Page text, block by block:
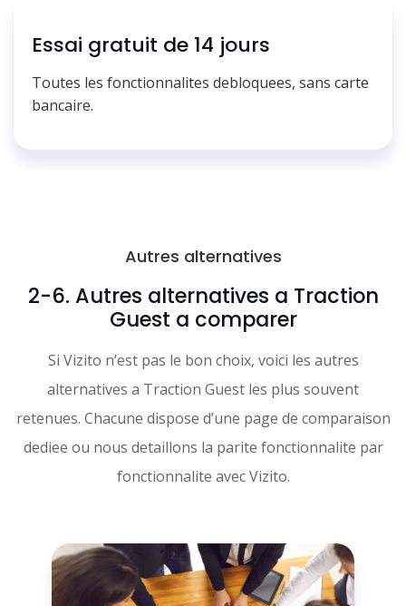
Essai gratuit de 14 jours
Toutes les fonctionnalites debloquees, sans carte
bancaire.
Autres alternatives
2-6. Autres alternatives a Traction
Guest a comparer
Si Vizito n’est pas le bon choix, voici les autres
alternatives a Traction Guest les plus souvent
retenues. Chacune dispose d’une page de comparaison
dediee ou nous detaillons la parite fonctionnalite par
fonctionnalite avec Vizito.